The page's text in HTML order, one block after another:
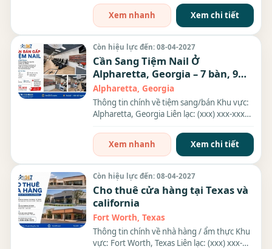
Xem nhanh
Xem chi tiết
Còn hiệu lực đến: 08-04-2027
Cần Sang Tiệm Nail Ở
Alpharetta, Georgia – 7 bàn, 9
ghế
Alpharetta, Georgia
Thông tin chính về tiệm sang/bán Khu vực:
Alpharetta, Georgia Liên lạc: (xxx) xxx-xxxx
Xem nhanh
Xem chi tiết
Còn hiệu lực đến: 08-04-2027
Cho thuê cửa hàng tại Texas và
california
Fort Worth, Texas
Thông tin chính về nhà hàng / ẩm thực Khu
vực: Fort Worth, Texas Liên lạc: (xxx) xxx-